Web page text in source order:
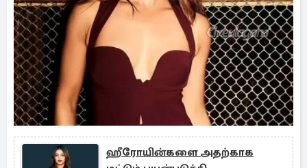
ஹீரோயின்களை அதற்காக